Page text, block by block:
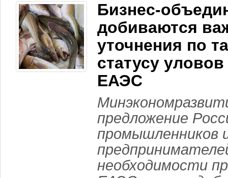
Бизнес-
добиваются
уточнения по
статусу
ЕАЭС
предложение
промышленников
необходимости